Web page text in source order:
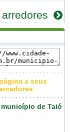
a seus
de Taió